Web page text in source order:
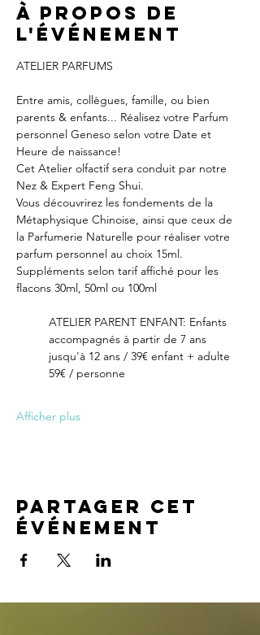
À propos de
l'événement
ATELIER PARFUMS
Entre amis, collègues, famille, ou bien
parents & enfants... Réalisez votre Parfum
personnel Geneso selon votre Date et
Heure de naissance!
Cet Atelier olfactif sera conduit par notre
Nez & Expert Feng Shui.
Vous découvrirez les fondements de la
Métaphysique Chinoise, ainsi que ceux de
la Parfumerie Naturelle pour réaliser votre
parfum personnel au choix 15ml.
Suppléments selon tarif affiché pour les
flacons 30ml, 50ml ou 100ml
ATELIER PARENT ENFANT: Enfants
accompagnés à partir de 7 ans
jusqu'à 12 ans / 39€ enfant + adulte
59€ / personne
Afficher plus
Partager cet
événement